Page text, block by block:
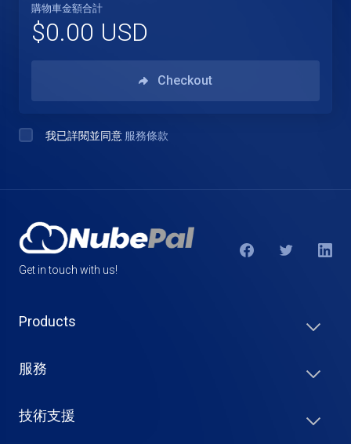
購物車金額合計
$0.00 USD
Checkout
我已詳閱並同意 服務條款
Get in touch with us!
Products
服務
技術支援